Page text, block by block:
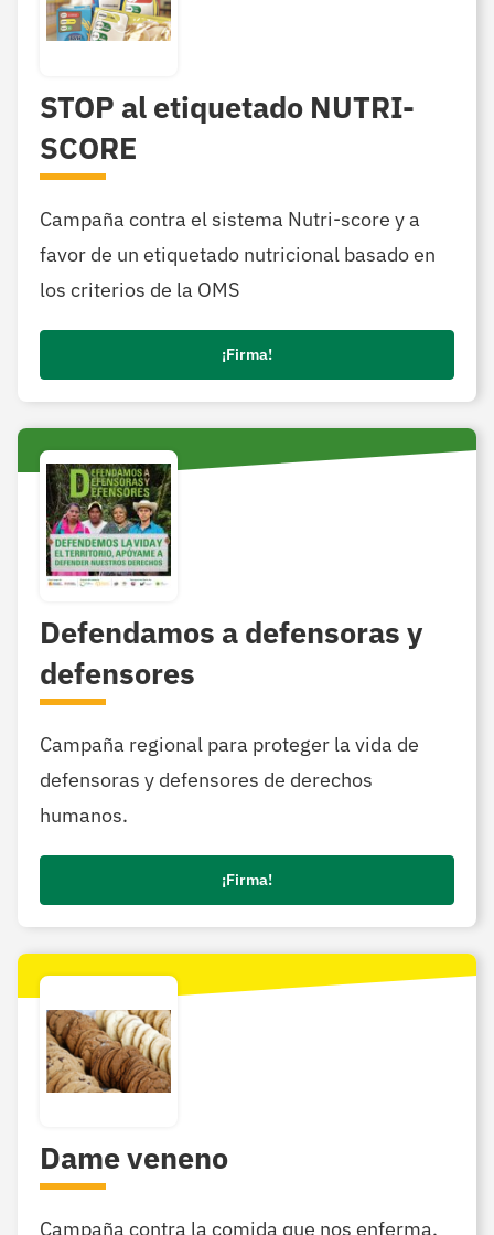
STOP al etiquetado NUTRI-
SCORE
Campaña contra el sistema Nutri-score y a
favor de un etiquetado nutricional basado en
los criterios de la OMS
¡Firma!
Defendamos a defensoras y
defensores
Campaña regional para proteger la vida de
defensoras y defensores de derechos
humanos.
¡Firma!
Dame veneno
Campaña contra la comida que nos enferma.